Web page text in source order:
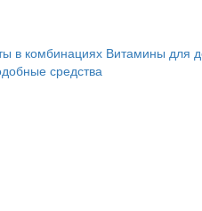
в комбинациях Витамины для
средства